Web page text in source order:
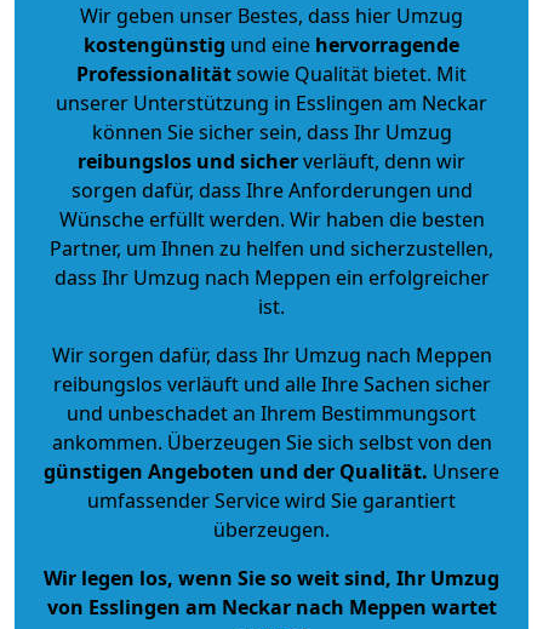
Wir geben unser Bestes, dass hier Umzug
kostengünstig und eine hervorragende
Professionalitätsowie Qualität bietet. Mit
unserer Unterstützung in Esslingen am Neckar
können Sie sicher sein, dass Ihr Umzug
reibungslos und sicherverläuft, denn wir
sorgen dafür, dass Ihre Anforderungen und
Wünsche erfüllt werden. Wir haben die besten
Partner, um Ihnen zu helfen und sicherzustellen,
dass Ihr Umzug nach Meppen ein erfolgreicher
ist.
Wir sorgen dafür, dass Ihr Umzug nach Meppen
reibungslos verläuft und alle Ihre Sachen sicher
und unbeschadet an Ihrem Bestimmungsort
ankommen. Überzeugen Sie sich selbst von den
günstigen Angeboten und der Qualität. Unsere
umfassender Service wird Sie garantiert
überzeugen.
Wir legen los, wenn Sie so weit sind, Ihr Umzug
von Esslingen am Neckar nach Meppen wartet